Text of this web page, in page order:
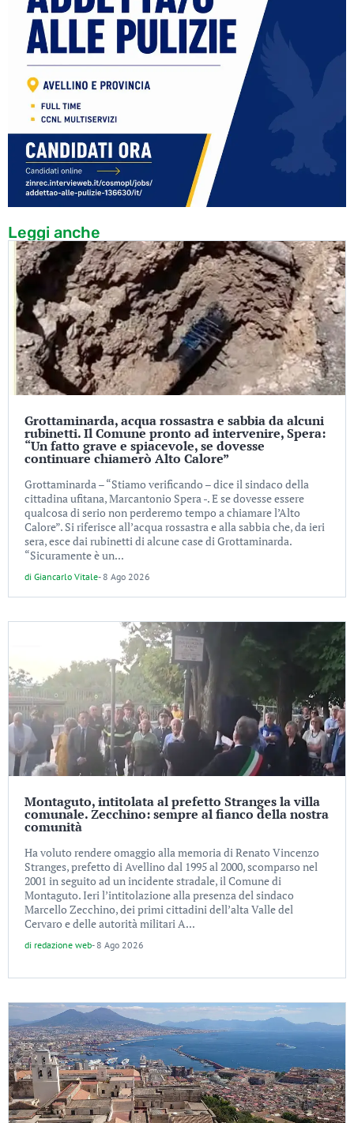
Leggi anche
Grottaminarda, acqua rossastra e sabbia da alcuni
rubinetti. Il Comune pronto ad intervenire, Spera:
“Un fatto grave e spiacevole, se dovesse
continuare chiamerò Alto Calore”
Grottaminarda – “Stiamo verificando – dice il sindaco della
cittadina ufitana, Marcantonio Spera -. E se dovesse essere
qualcosa di serio non perderemo tempo a chiamare l’Alto
Calore”. Si riferisce all’acqua rossastra e alla sabbia che, da ieri
sera, esce dai rubinetti di alcune case di Grottaminarda.
“Sicuramente è un...
di Giancarlo Vitale- 8 Ago 2026
Montaguto, intitolata al prefetto Stranges la villa
comunale. Zecchino: sempre al fianco della nostra
comunità
Ha voluto rendere omaggio alla memoria di Renato Vincenzo
Stranges, prefetto di Avellino dal 1995 al 2000, scomparso nel
2001 in seguito ad un incidente stradale, il Comune di
Montaguto. Ieri l’intitolazione alla presenza del sindaco
Marcello Zecchino, dei primi cittadini dell’alta Valle del
Cervaro e delle autorità militari A...
di redazione web- 8 Ago 2026